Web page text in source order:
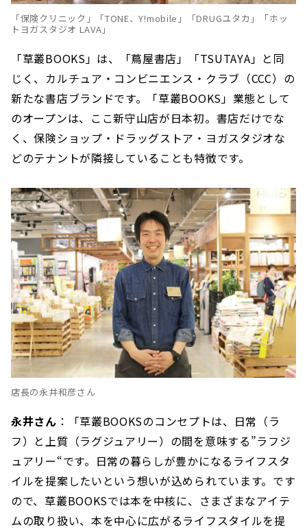
「保険クリニック」「TONE、Y!mobile」「DRUGユタカ」「ホッ
トヨガスタジオ LAVA」
「草叢BOOKS」は、「蔦屋書店」「TSUTAYA」と同
じく、カルチュア・コンビニエンス・クラブ（CCC）の
新たな書店ブランドです。「草叢BOOKS」業態として
のオープンは、ここ新守山店が日本初。書店だけでな
く、保険ショップ・ドラッグストア・ヨガスタジオな
どのテナントが隣接していることも特徴です。
店長の永井和彦さん
永井さん ：「草叢BOOKSのコンセプトは、日常（ラ
フ）と上質（ラグジュアリー）の間を意味する”ラフジ
ュアリー“です。日常の暮らしが豊かになるライフスタ
イルを提案したいという想いが込められています。です
ので、草叢BOOKSでは本を中核に、さまざまなアイテ
ムの取り扱い、本を中心に広がるライフスタイルを提